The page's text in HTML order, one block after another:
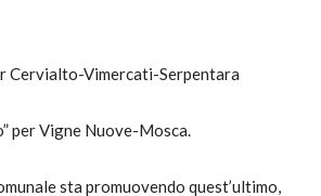
Cervialto-Vimercati-Serpentara
per Vigne Nuove-Mosca.
sta promuovendo quest’ultimo,